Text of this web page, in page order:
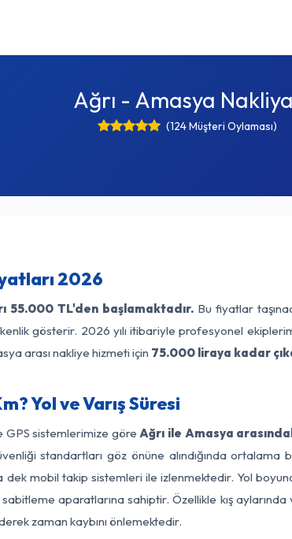
Ağrı - Amasya
(124 Müşteri Oylaması)
2026
55.000 TL'den başlamaktadır. Bu fiyatlar
gösterir. 2026 yılı itibariyle profesyonel
arası nakliye hizmeti için 75.000 liraya kadar
Yol ve Varış Süresi
GPS sistemlerimize göreAğrı ile Amasya
standartları göz önüne alındığında
dek mobil takip sistemleri ile izlenmektedir. Yol
aparatlarına sahiptir. Özellikle kış
zaman kaybını önlemektedir.